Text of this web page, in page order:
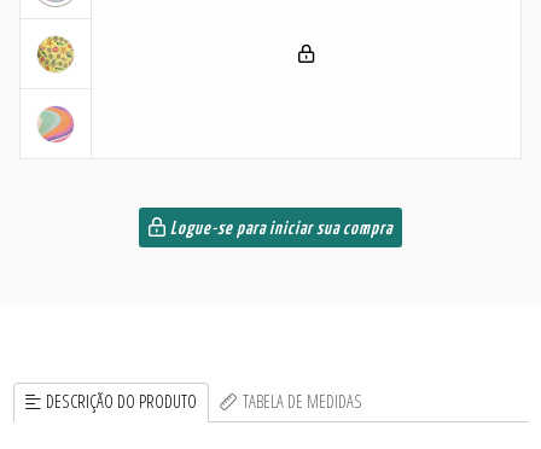
Logue-se para iniciar sua compra
DESCRIÇÃO DO PRODUTO TABELA DE MEDIDAS